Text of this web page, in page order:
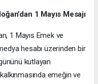
1 Mayıs Mesajı
1 Mayıs Emek ve
hesabı üzerinden bir
kutlayan
emeğin ve